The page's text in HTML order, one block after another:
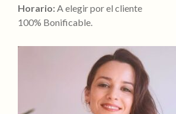
Horario:A elegir por el cliente
100% Bonificable.